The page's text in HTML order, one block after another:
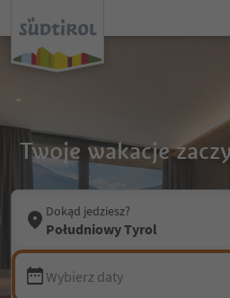
Twoje wakacje
Dokąd jedziesz?
Południowy Tyrol
Wybierz daty